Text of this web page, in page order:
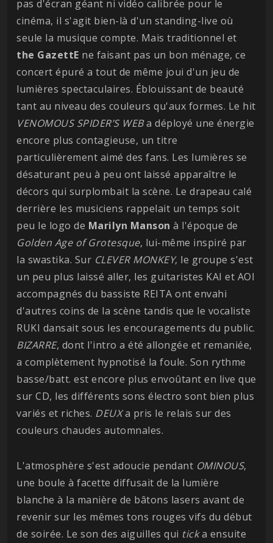
pas d'écran géant ni vidéo calibrée pour le
cinéma, il s'agit bien-là d'un standing-live où
seule la musique compte. Mais traditionnel et
the GazettE ne faisant pas un bon ménage, ce
concert épuré a tout de même joui d'un jeu de
lumières spectaculaires. Éblouissant de beauté
tant au niveau des couleurs qu'aux formes. Le hit
VENOMOUS SPIDER’S WEBa déployé une énergie
encore plus contagieuse, un titre
particulièrement aimé des fans. Les lumières se
désaturant peu à peu ont laissé apparaître le
décors qui surplombait la scène. Le drapeau calé
derrière les musiciens rappelait un temps soit
peu le logo de Marilyn Manson à l'époque de
Golden Age of Grotesque, lui-même inspiré par
la swastika. Sur CLEVER MONKEY, le groupe s'est
un peu plus laissé aller, les guitaristes KAI et AOI
accompagnés du bassiste REITA ont envahi
d'autres coins de la scène tandis que le vocaliste
RUKI dansait sous les encouragements du public.
BIZARRE, dont l'intro a été allongée et remaniée,
a complètement hypnotisé la foule. Son rythme
basse/batt. est encore plus envoûtant en live que
sur CD, les différents sons électro sont bien plus
variés et riches. DEUXa pris le relais sur des
couleurs chaudes automnales.
L'atmosphère s'est adoucie pendant OMINOUS,
une boule à facette diffusait de la lumière
blanche à la manière de bâtons lasers avant de
revenir sur les mêmes tons rouges vifs du début
de soirée. Le son des aiguilles qui ticka ensuite